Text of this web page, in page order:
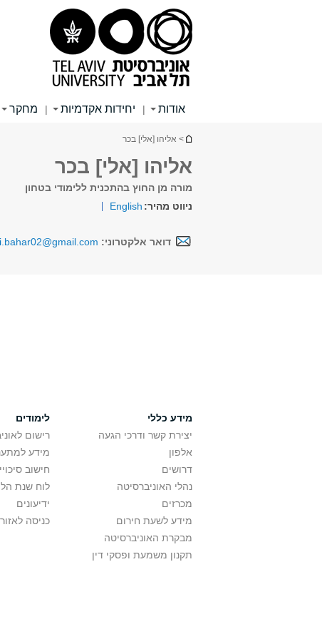
אודות | יחידות אקדמיות | מחקר
הינך נמצא כאן
> אליהו [אלי] בכר
אליהו [אלי] בכר
מורה מן החוץ בהתכנית ללימודי בטחון
ניווט מהיר: English
דואר אלקטרוני:
מידע כללי
יצירת קשר ודרכי הגעה
אלפון
דרושים
נהלי האוניברסיטה
מכרזים
מידע לשעת חירום
מבקרת האוניברסיטה
תקנון משמעת ופסקי דין
לימודים
רישום
מידע
חישוב
לוח שנת
ידיעונים
כניסה